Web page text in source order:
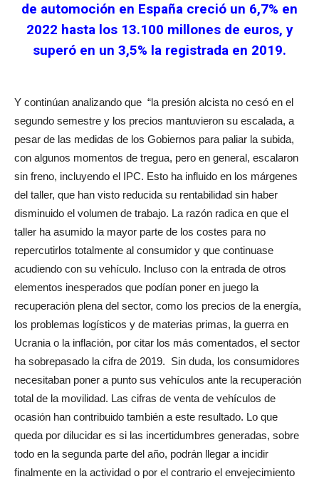
de automoción en España creció un 6,7% en
2022 hasta los 13.100 millones de euros, y
superó en un 3,5% la registrada en 2019.
Y continúan analizando que “la presión alcista no cesó en el
segundo semestre y los precios mantuvieron su escalada, a
pesar de las medidas de los Gobiernos para paliar la subida,
con algunos momentos de tregua, pero en general, escalaron
sin freno, incluyendo el IPC. Esto ha influido en los márgenes
del taller, que han visto reducida su rentabilidad sin haber
disminuido el volumen de trabajo. La razón radica en que el
taller ha asumido la mayor parte de los costes para no
repercutirlos totalmente al consumidor y que continuase
acudiendo con su vehículo. Incluso con la entrada de otros
elementos inesperados que podían poner en juego la
recuperación plena del sector, como los precios de la energía,
los problemas logísticos y de materias primas, la guerra en
Ucrania o la inflación, por citar los más comentados, el sector
ha sobrepasado la cifra de 2019. Sin duda, los consumidores
necesitaban poner a punto sus vehículos ante la recuperación
total de la movilidad. Las cifras de venta de vehículos de
ocasión han contribuido también a este resultado. Lo que
queda por dilucidar es si las incertidumbres generadas, sobre
todo en la segunda parte del año, podrán llegar a incidir
finalmente en la actividad o por el contrario el envejecimiento